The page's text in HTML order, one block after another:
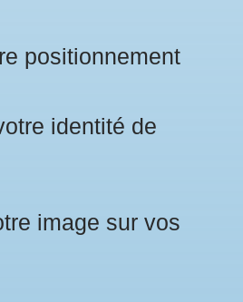
positionnement
identité de
image sur vos